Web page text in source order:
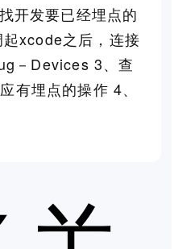
开发要已经埋点的
xcode之后，连接
－Devices 3、查
有埋点的操作 4、